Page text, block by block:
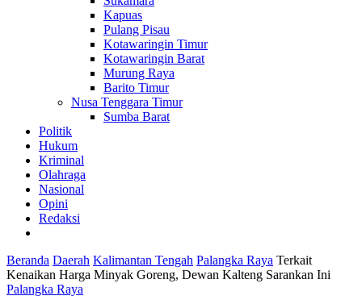
Kapuas
Pulang Pisau
Kotawaringin Timur
Kotawaringin Barat
Murung Raya
Barito Timur
Nusa Tenggara Timur
Sumba Barat
Politik
Hukum
Kriminal
Olahraga
Nasional
Opini
Redaksi
Beranda Daerah Kalimantan Tengah Palangka Raya Terkait
Kenaikan Harga Minyak Goreng, Dewan Kalteng Sarankan Ini
Palangka Raya